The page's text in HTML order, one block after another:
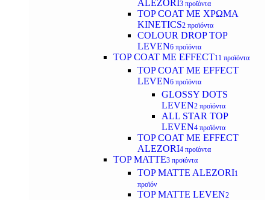
ALEZORI3 προϊόντα
TOP COAT ΜΕ ΧΡΩΜΑ
KINETICS2 προϊόντα
COLOUR DROP TOP
LEVEN6 προϊόντα
TOP COAT ΜΕ EFFECT11 προϊόντα
TOP COAT ME EFFECT
LEVEN6 προϊόντα
GLOSSY DOTS
LEVEN2 προϊόντα
ALL STAR TOP
LEVEN4 προϊόντα
TOP COAT ME EFFECT
ALEZORI4 προϊόντα
TOP MATTE3 προϊόντα
TOP MATTE ALEZORI1
προϊόν
TOP MATTE LEVEN2